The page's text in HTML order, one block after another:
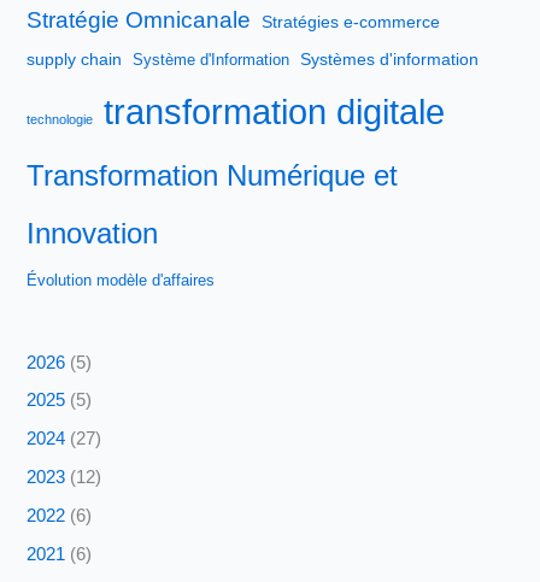
Stratégie Omnicanale
Stratégies e-commerce
supply chain
Système d'Information Systèmes d'information
technologie transformation digitale
Transformation Numérique et
Innovation
Évolution modèle d'affaires
2026 (5)
2025 (5)
2024 (27)
2023 (12)
2022 (6)
2021 (6)